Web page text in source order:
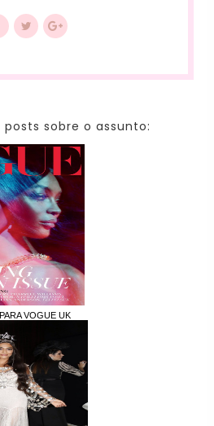
posts sobre o assunto:
VOGUE UK